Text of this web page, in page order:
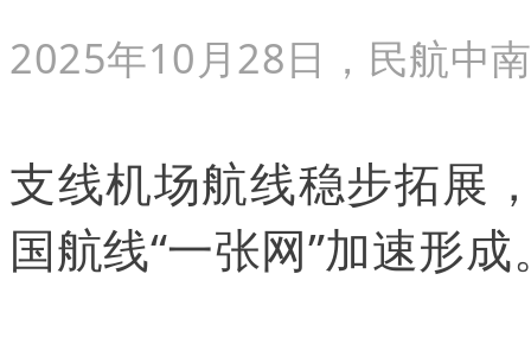
2025年10月28日，民航中
支线机场航线稳步拓展
国航线“一张网”加速形成